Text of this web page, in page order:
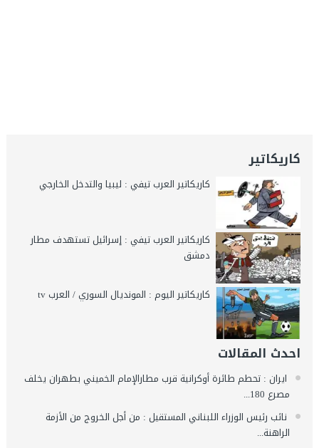
كاريكاتير
كاريكاتير العرب تيفي : ليبيا والتدخل الخارجي
كاريكاتير العرب تيفي : إسرائيل تستهدف مطار
دمشق
كاريكاتير اليوم : المونديال السوري / العرب tv
احدث المقالات
ايران : تحطم طائرة أوكرانية قرب مطارالإمام الخميني بطهران يخلف
مصرع 180...
نائب رئيس الوزراء اللبناني المستقيل : من أجل الخروج من الأزمة
الراهنة...